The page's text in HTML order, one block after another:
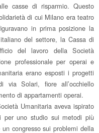
casse di risparmio. Questo
di cui Milano era teatro
in prima posizione la
del settore, la Cassa di
del lavoro della Società
professionale per operai e
erano esposti i progetti
via Solari, fiore all’occhiello
di appartamenti operai.
Umanitaria aveva ispirato
per uno studio sui metodi più
congresso sui problemi della